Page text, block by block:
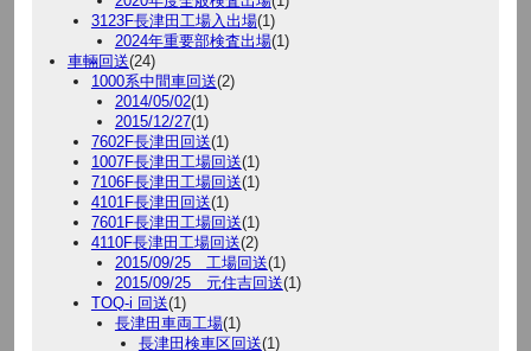
3123F長津田工場入出場(1)
2024年重要部検査出場(1)
車輛回送(24)
1000系中間車回送(2)
2014/05/02(1)
2015/12/27(1)
7602F長津田回送(1)
1007F長津田工場回送(1)
7106F長津田工場回送(1)
4101F長津田回送(1)
7601F長津田工場回送(1)
4110F長津田工場回送(2)
2015/09/25 工場回送(1)
2015/09/25 元住吉回送(1)
TOQ-i 回送(1)
長津田車両工場(1)
長津田検車区回送(1)